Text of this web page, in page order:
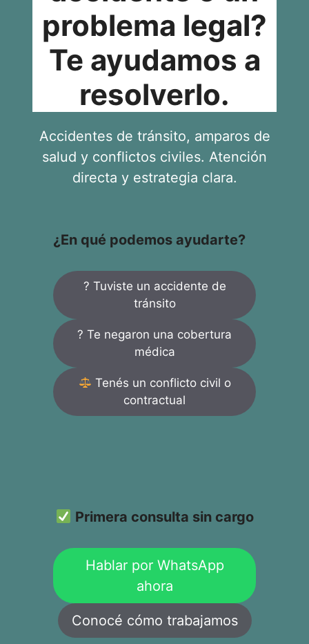
problema legal?
Te ayudamos a
resolverlo.
Accidentes de tránsito, amparos de
salud y conflictos civiles. Atención
directa y estrategia clara.
¿En qué podemos ayudarte?
? Tuviste un accidente de
tránsito
? Te negaron una cobertura
médica
Tenés un conflicto civil o
contractual
Primera consulta sin cargo
Hablar por WhatsApp
ahora
Conocé cómo trabajamos